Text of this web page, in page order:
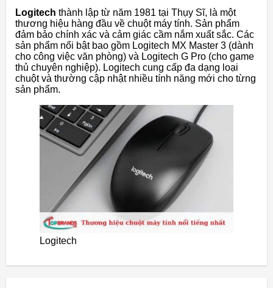
Logitech thành lập từ năm 1981 tại Thụy Sĩ, là một
thương hiệu hàng đầu về chuột máy tính. Sản phẩm
đảm bảo chính xác và cảm giác cầm nắm xuất sắc. Các
sản phẩm nổi bật bao gồm Logitech MX Master 3 (dành
cho công việc văn phòng) và Logitech G Pro (cho game
thủ chuyên nghiệp). Logitech cung cấp đa dạng loại
chuột và thường cập nhật nhiều tính năng mới cho từng
sản phẩm.
Logitech